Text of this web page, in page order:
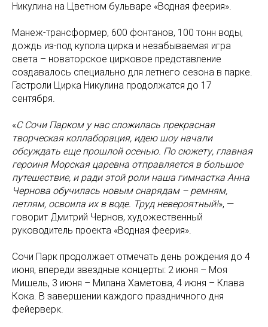
Никулина на Цветном бульваре «Водная феерия».
Манеж-трансформер, 600 фонтанов, 100 тонн воды,
дождь из-под купола цирка и незабываемая игра
света – новаторское цирковое представление
создавалось специально для летнего сезона в парке.
Гастроли Цирка Никулина продолжатся до 17
сентября.
«С Сочи Парком у нас сложилась прекрасная
творческая коллаборация, идею шоу начали
обсуждать еще прошлой осенью. По сюжету, главная
героиня Морская царевна отправляется в большое
путешествие, и ради этой роли наша гимнастка Анна
Чернова обучилась новым снарядам – ремням,
петлям, освоила их в воде. Труд невероятный!», —
говорит Дмитрий Чернов, художественный
руководитель проекта «Водная феерия».
Сочи Парк продолжает отмечать день рождения до 4
июня, впереди звездные концерты: 2 июня – Моя
Мишель, 3 июня – Милана Хаметова, 4 июня – Клава
Кока. В завершении каждого праздничного дня
фейерверк.